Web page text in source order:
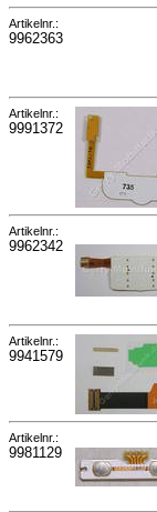
Artikelnr.:
9962363
Artikelnr.:
9991372
Artikelnr.:
9962342
Artikelnr.:
9941579
Artikelnr.:
9981129